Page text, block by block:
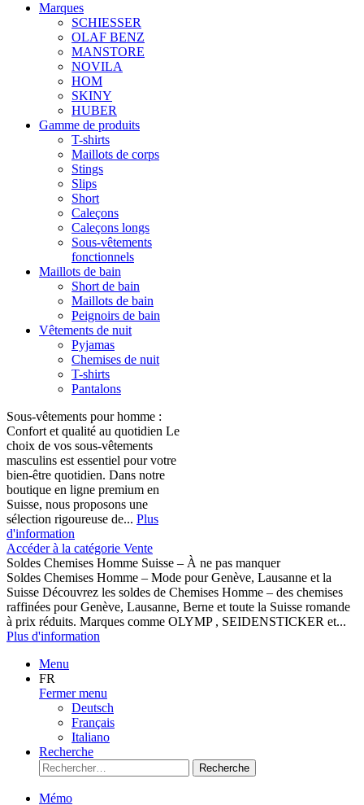
Marques
SCHIESSER
OLAF BENZ
MANSTORE
NOVILA
HOM
SKINY
HUBER
Gamme de produits
T-shirts
Maillots de corps
Stings
Slips
Short
Caleçons
Caleçons longs
Sous-vêtements
fonctionnels
Maillots de bain
Short de bain
Maillots de bain
Peignoirs de bain
Vêtements de nuit
Pyjamas
Chemises de nuit
T-shirts
Pantalons
Sous-vêtements pour homme :
Confort et qualité au quotidien Le
choix de vos sous-vêtements
masculins est essentiel pour votre
bien-être quotidien. Dans notre
boutique en ligne premium en
Suisse, nous proposons une
sélection rigoureuse de... Plus
d'information
Accéder à la catégorie Vente
Soldes Chemises Homme Suisse – À ne pas manquer
Soldes Chemises Homme – Mode pour Genève, Lausanne et la
Suisse Découvrez les soldes de Chemises Homme – des chemises
raffinées pour Genève, Lausanne, Berne et toute la Suisse romande
à prix réduits. Marques comme OLYMP , SEIDENSTICKER et...
Plus d'information
Menu
FR
Fermer menu
Deutsch
Français
Italiano
Recherche
Recherche
Mémo